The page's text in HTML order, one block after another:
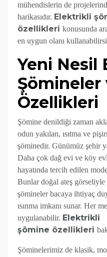
mühendislerin de
harikasıdır. Elektrikli
özellikleri konusunda
en uygun olanı
Yeni Nesil
Şömineler
Özellikleri
Şömine denildiği zaman
odun yakılan, ısıtma ve
şöminedir. Günümüz şehir
Daha çok dağ evi ve köy
hayatında tercih edilen
Bunlar doğal ateş görseliyle
şömineler bacaya ihtiyaç
ısınma imkanı sunar. Her
uygulanabilir. Elektrikli
şömine özellikleri
Şöminelerimiz de klasik,